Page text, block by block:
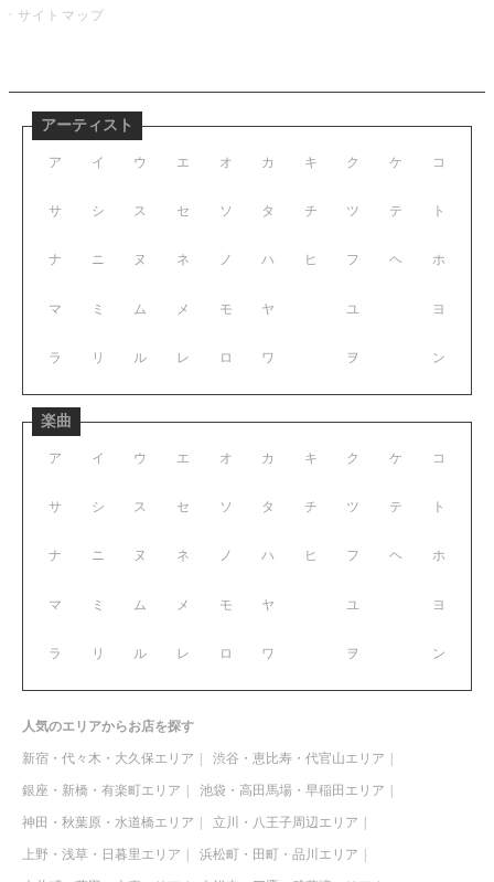
サイトマップ
アーティスト
ア イ ウ エ オ
サ シ ス セ ソ
ナ ニ ヌ ネ ノ
マ ミ ム メ モ
ラ リ ル レ ロ
カ キ ク ケ コ
タ チ ツ テ ト
ハ ヒ フ ヘ ホ
ヤ ユ ヨ
ワ ヲ ン
楽曲
ア イ ウ エ オ
サ シ ス セ ソ
ナ ニ ヌ ネ ノ
マ ミ ム メ モ
ラ リ ル レ ロ
カ キ ク ケ コ
タ チ ツ テ ト
ハ ヒ フ ヘ ホ
ヤ ユ ヨ
ワ ヲ ン
人気のエリアからお店を探す
新宿・代々木・大久保エリア 渋谷・恵比寿・代官山エリア
銀座・新橋・有楽町エリア 池袋・高田馬場・早稲田エリア
神田・秋葉原・水道橋エリア 立川・八王子周辺エリア
上野・浅草・日暮里エリア 浜松町・田町・品川エリア